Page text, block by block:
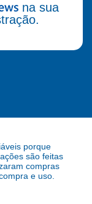
na sua
porque
são feitas
compras
e uso.